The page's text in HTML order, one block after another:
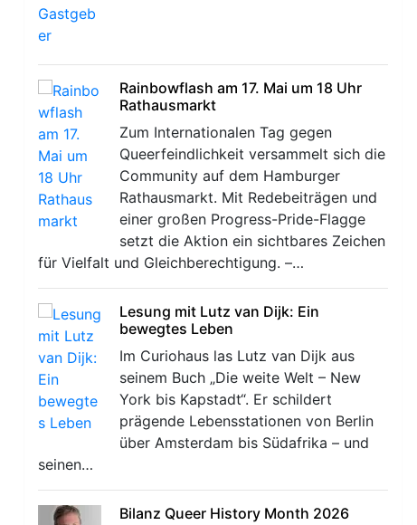
Rainbowflash am 17. Mai um 18 Uhr
Rathausmarkt
Zum Internationalen Tag gegen
Queerfeindlichkeit versammelt sich die
Community auf dem Hamburger
Rathausmarkt. Mit Redebeiträgen und
einer großen Progress-Pride-Flagge
setzt die Aktion ein sichtbares Zeichen
für Vielfalt und Gleichberechtigung. –…
Lesung mit Lutz van Dijk: Ein
bewegtes Leben
Im Curiohaus las Lutz van Dijk aus
seinem Buch „Die weite Welt – New
York bis Kapstadt“. Er schildert
prägende Lebensstationen von Berlin
über Amsterdam bis Südafrika – und
seinen…
Bilanz Queer History Month 2026